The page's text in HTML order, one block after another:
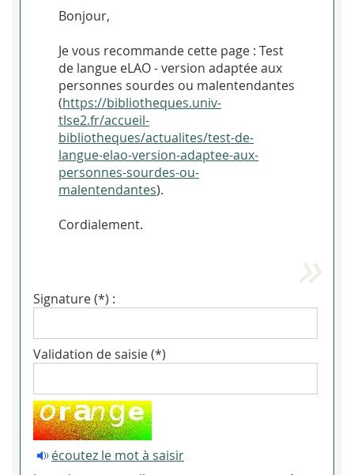
Bonjour,
Je vous recommande cette page : Test
de langue eLAO - version adaptée aux
personnes sourdes ou malentendantes
(https://bibliotheques.univ-
tlse2.fr/accueil-
bibliotheques/actualites/test-de-
langue-elao-version-adaptee-aux-
personnes-sourdes-ou-
malentendantes).
Cordialement.
Signature (*) :
Validation de saisie (*)
écoutez le mot à saisir